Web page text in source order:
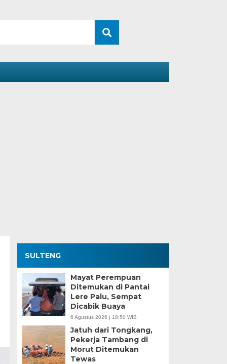
SULTENG
Mayat Perempuan
Ditemukan di Pantai
Lere Palu, Sempat
Dicabik Buaya
6 Agustus 2026 | 18:50 WIB
Jatuh dari Tongkang,
Pekerja Tambang di
Morut Ditemukan
Tewas